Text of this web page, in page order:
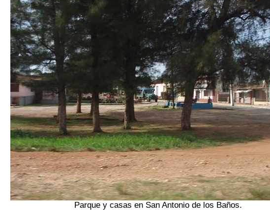
Parque y casas en San Antonio de los Baños.